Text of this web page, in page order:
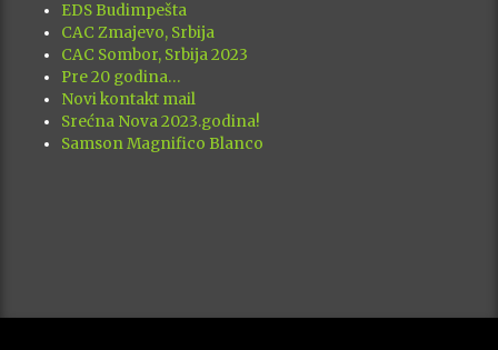
EDS Budimpešta
CAC Zmajevo, Srbija
CAC Sombor, Srbija 2023
Pre 20 godina…
Novi kontakt mail
Srećna Nova 2023.godina!
Samson Magnifico Blanco